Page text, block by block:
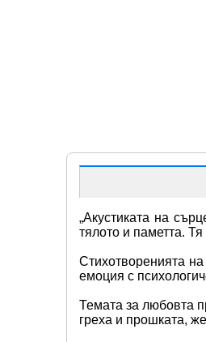
„Акустиката на
тялото и паметта.
Стихотворенията
емоция с
Темата за любовта
греха и прошката,